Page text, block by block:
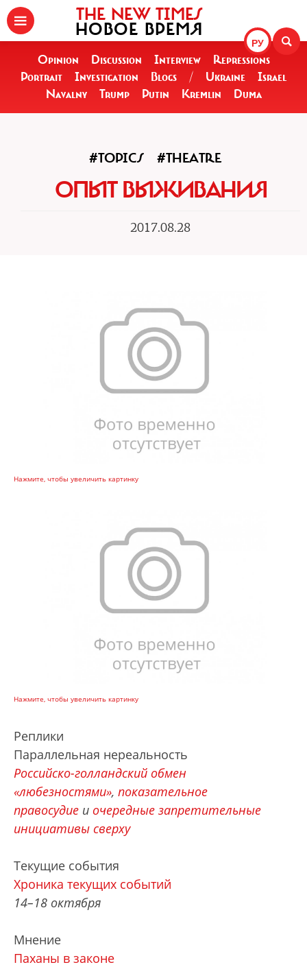
РУ
THE NEW TIMES
НОВОЕ ВРЕМЯ
Opinion Discussion Interview
Repressions
Portrait
Investigation Blogs / Ukraine
Israel
Navalny
Trump Putin Kremlin Duma
#TOPICS #THEATRE
ОПЫТ ВЫЖИВАНИЯ
2017.08.28
Нажмите, чтобы увеличить картинку
Нажмите, чтобы увеличить картинку
Реплики
Параллельная нереальность
Российско-голландский обмен
«любезностями», показательное
правосудие и очередные запретительные
инициативы сверху
Текущие события
Хроника текущих событий
14–18 октября
Мнение
Паханы в законе